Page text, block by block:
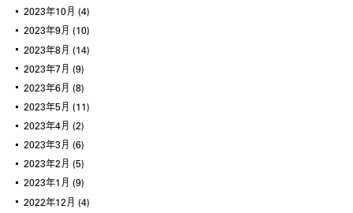
2023年10月 (4)
2023年9月 (10)
2023年8月 (14)
2023年7月 (9)
2023年6月 (8)
2023年5月 (11)
2023年4月 (2)
2023年3月 (6)
2023年2月 (5)
2023年1月 (9)
2022年12月 (4)